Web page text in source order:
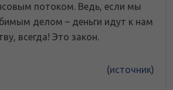
потоком. Ведь, если мы
делом – деньги идут к нам
всегда! Это закон.
(источник)